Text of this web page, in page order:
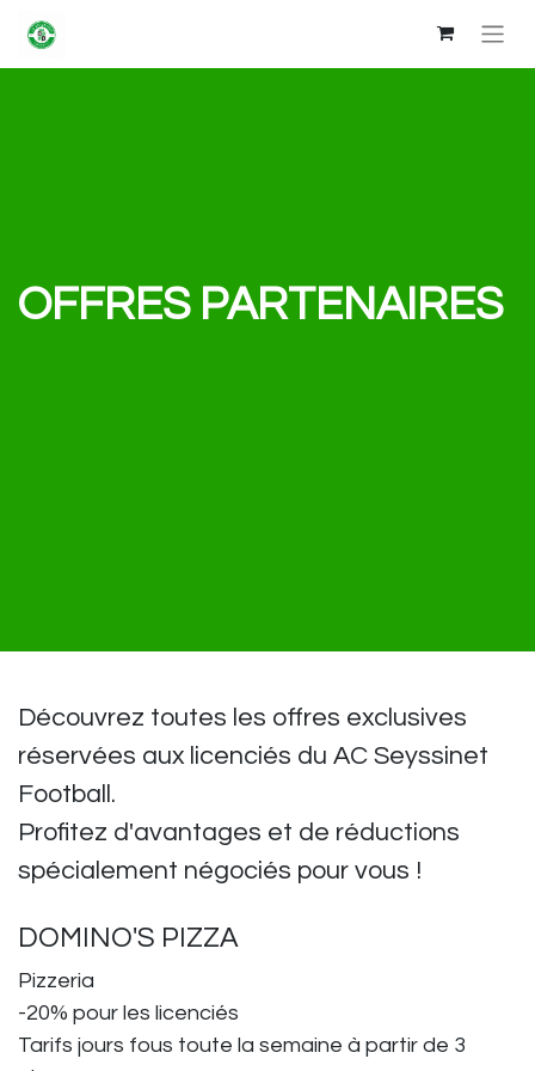
OFFRES PARTENAIRES
Découvrez toutes les offres exclusives
réservées aux licenciés du AC Seyssinet
Football.
Profitez d'avantages et de réductions
spécialement négociés pour vous !​
DOMINO'S PIZZA
Pizzeria
-20% pour les licenciés
Tarifs jours fous toute la semaine à partir de 3